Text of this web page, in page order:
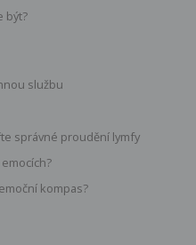
být?
službu
správné proudění lymfy
kompas?